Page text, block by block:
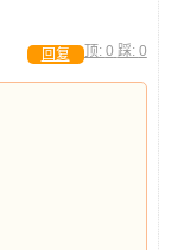
顶: 0 踩: 0
回复